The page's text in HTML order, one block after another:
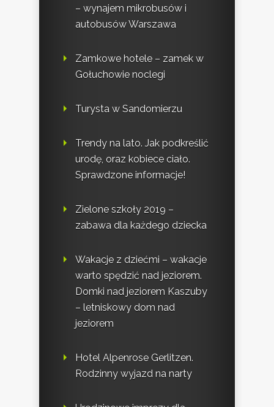
– wynajem mikrobusów i
autobusów Warszawa
Zamkowe hotele – zamek w
Gołuchowie noclegi
Turysta w Sandomierzu
Trendy na lato. Jak podkreślić
urodę, oraz kobiece ciało.
Sprawdzone informacje!
Zielone szkoły 2019 –
zabawa dla każdego dziecka
Wakacje z dziećmi – wakacje
warto spędzić nad jeziorem.
Domki nad jeziorem Kaszuby
– letniskowy dom nad
jeziorem
Hotel Alpenrose Gerlitzen.
Rodzinny wyjazd na narty